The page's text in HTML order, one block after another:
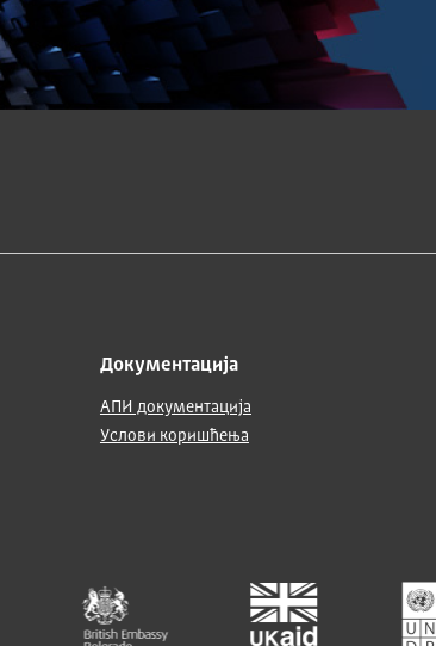
Документација
АПИ документација
Услови коришћења